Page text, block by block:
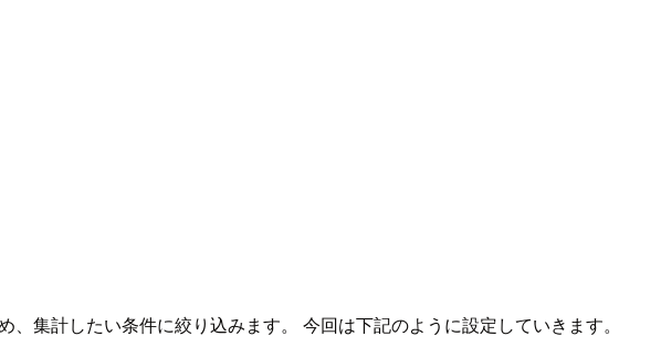
集計したい条件に絞り込みます。 今回は下記のように設定していきます。